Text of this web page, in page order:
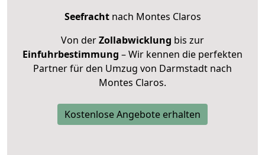
Seefrachtnach Montes Claros
Von derZollabwicklung bis zur
Einfuhrbestimmung – Wir kennen die perfekten
Partner für den Umzug von Darmstadt nach
Montes Claros.
Kostenlose Angebote erhalten